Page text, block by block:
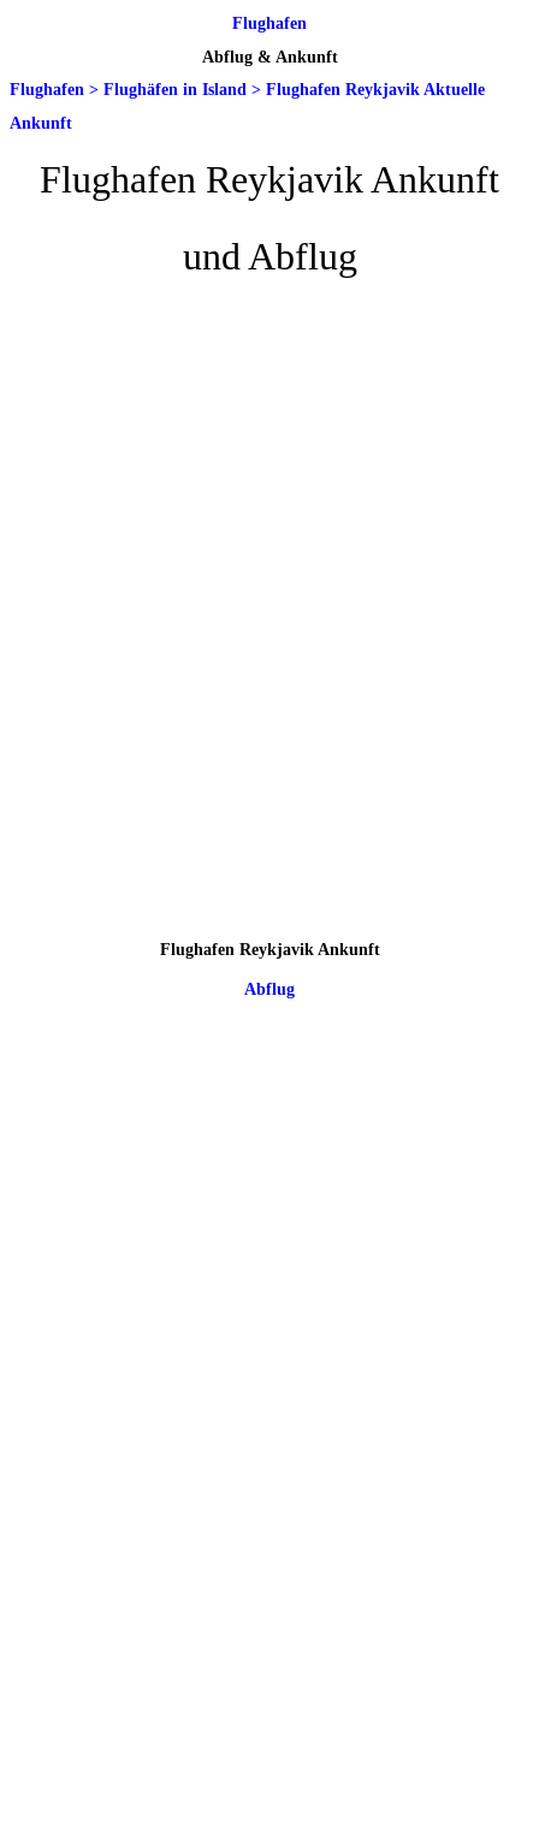
Flughafen
Abflug & Ankunft
Flughafen > Flughäfen in Island > Flughafen Reykjavik Aktuelle
Ankunft
Flughafen Reykjavik Ankunft
und Abflug
Flughafen Reykjavik Ankunft
Abflug